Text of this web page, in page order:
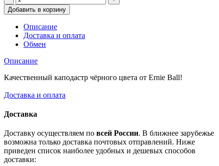
Добавить в корзину
Описание
Доставка и оплата
Обмен
Описание
Качественный каподастр чёрного цвета от Ernie Ball!
Доставка и оплата
Доставка
Доставку осуществляем по всей России. В ближнее зарубежье
возможна только доставка почтовых отправлений. Ниже
приведен список наиболее удобных и дешевых способов
доставки: